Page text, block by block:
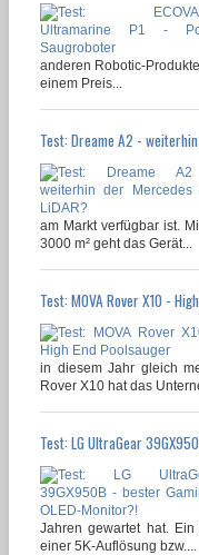
anderen Robotic-
einem Preis...
Test: Dreame A2 -
am Markt verfügbar ist.
3000 m² geht das Gerät...
Test: MOVA Rover X10 -
in diesem Jahr gleich
Rover X10 hat das
Test: LG UltraGear
Jahren gewartet hat.
einer 5K-Auflösung bzw....